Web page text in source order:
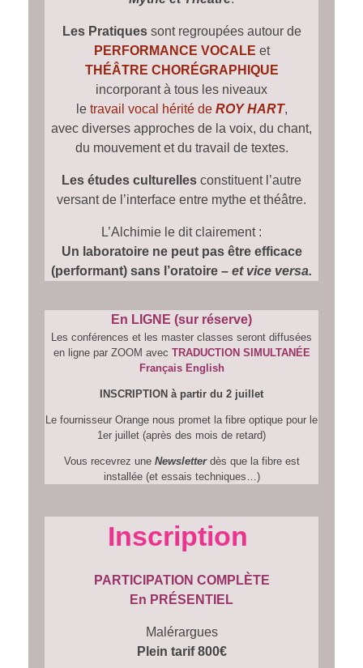
Les Pratiquessont regroupées autour de
PERFORMANCE VOCALE et
THÉÂTRE CHORÉGRAPHIQUE
incorporant à tous les niveaux
le travail vocal hérité de ROY HART,
avec diverses approches de la voix, du chant,
du mouvement et du travail de textes.
Les études culturelles constituent l’autre
versant de l’interface entre mythe et théâtre.
L’Alchimie le dit clairement :
Un laboratoire ne peut pas être efficace
(performant) sans l’oratoire – et vice versa.
En LIGNE (sur réserve)
Les conférences et les master classes seront diffusées
en ligne par ZOOM avec TRADUCTION SIMULTANÉE
Français English
INSCRIPTION à partir du 2 juillet
Le fournisseur Orange nous promet la fibre optique pour le
1er juillet (après des mois de retard)
Vous recevrez une Newsletterdès que la fibre est
installée (et essais techniques…)
Inscription
PARTICIPATION COMPLÈTE
En PRÉSENTIEL
Malérargues
Plein tarif 800€